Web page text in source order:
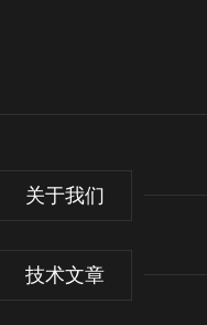
关于我们
技术文章